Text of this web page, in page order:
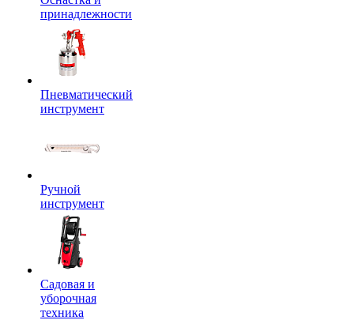
принадлежности
Пневматический
инструмент
Ручной
инструмент
Садовая и
уборочная
техника